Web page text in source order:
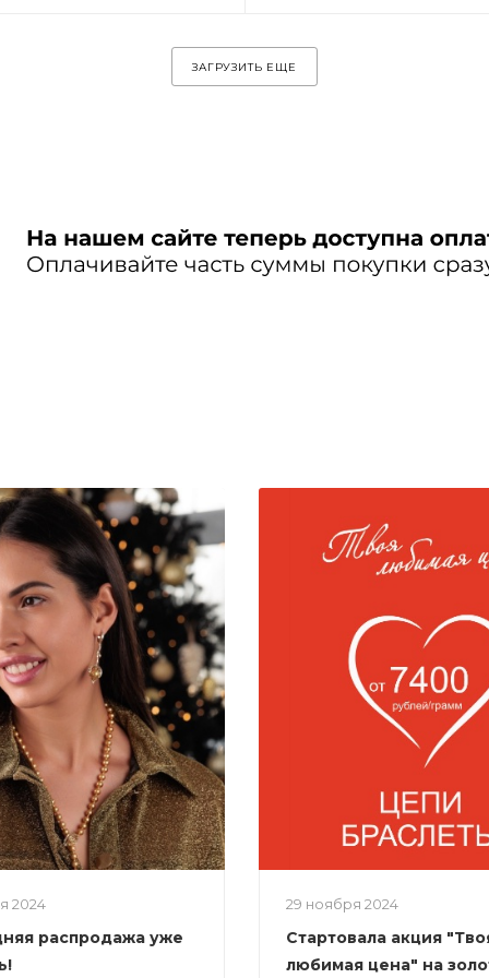
ЗАГРУЗИТЬ ЕЩЕ
2024
распродажа уже
29 ноября 2024
Стартовала акция
любимая цена" на